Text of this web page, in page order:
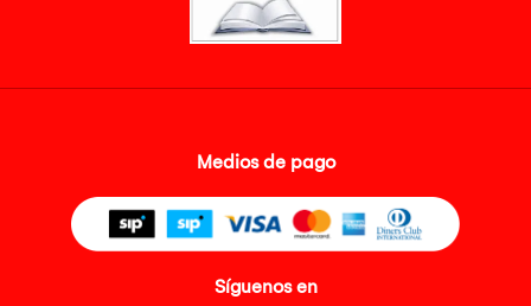
Medios de pago
Síguenos en